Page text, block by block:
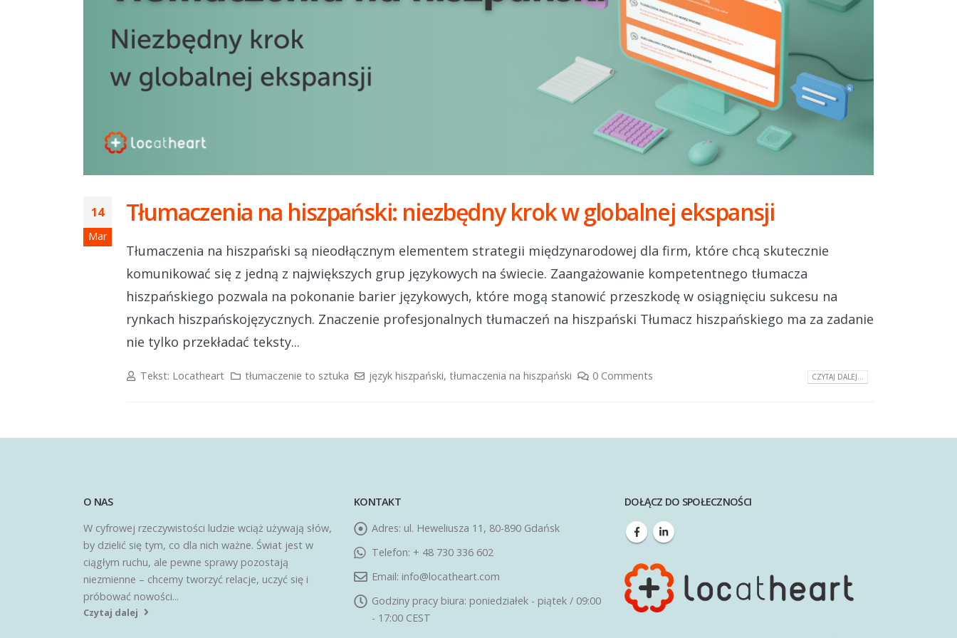
14
Mar
Tłumaczenia na hiszpański: niezbędny krok w globalnej ekspansji
Tłumaczenia na hiszpański są nieodłącznym elementem strategii międzynarodowej dla firm, które chcą skutecznie
komunikować się z jedną z największych grup językowych na świecie. Zaangażowanie kompetentnego tłumacza
hiszpańskiego pozwala na pokonanie barier językowych, które mogą stanowić przeszkodę w osiągnięciu sukcesu na
rynkach hiszpańskojęzycznych. Znaczenie profesjonalnych tłumaczeń na hiszpański Tłumacz hiszpańskiego ma za zadanie
nie tylko przekładać teksty...
Tekst: Locatheart tłumaczenie to sztuka język hiszpański,tłumaczenia na hiszpański 0 Comments CZYTAJ DALEJ...
O NAS
W cyfrowej rzeczywistości ludzie wciąż używają słów,
by dzielić się tym, co dla nich ważne. Świat jest w
ciągłym ruchu, ale pewne sprawy pozostają
niezmienne – chcemy tworzyć relacje, uczyć się i
próbować nowości...
Czytaj dalej
KONTAKT
Adres: ul. Heweliusza 11, 80-890 Gdańsk
Telefon: + 48 730 336 602
Email: info@locatheart.com
Godziny pracy biura: poniedziałek - piątek / 09:00
- 17:00 CEST
DOŁĄCZ DO SPOŁECZNOŚCI